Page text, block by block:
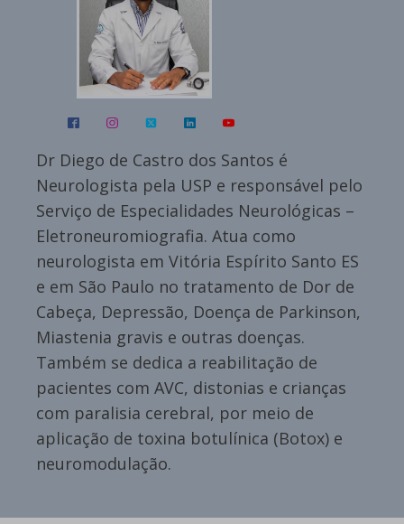
Dr Diego de Castro dos Santos é
Neurologista pela USP e responsável pelo
Serviço de Especialidades Neurológicas –
Eletroneuromiografia. Atua como
neurologista em Vitória Espírito Santo ES
e em São Paulo no tratamento de Dor de
Cabeça, Depressão, Doença de Parkinson,
Miastenia gravis e outras doenças.
Também se dedica a reabilitação de
pacientes com AVC, distonias e crianças
com paralisia cerebral, por meio de
aplicação de toxina botulínica (Botox) e
neuromodulação.